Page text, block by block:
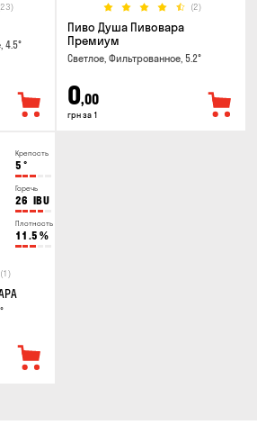
4.5°
(2)
Пиво Душа Пивовара
Премиум
Светлое, Фильтрованное, 5.2°
0,00
грн за 1
Крепость
5 °
Горечь
26 IBU
Плотность
11.5 %
(1)